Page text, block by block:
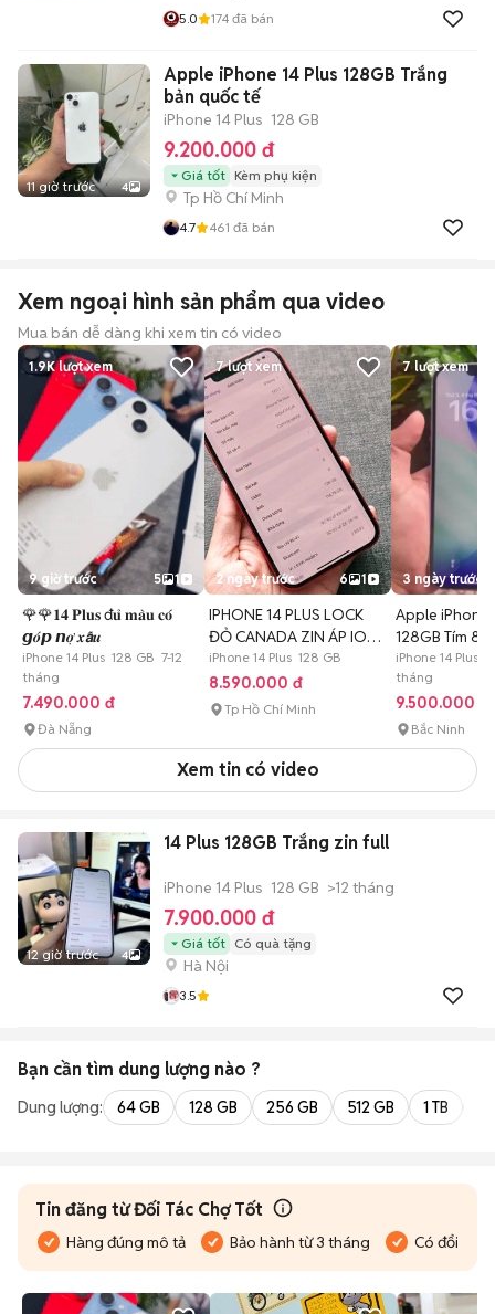
5.0 174 đã bán
11 giờ trước 4
Apple iPhone 14 Plus 128GB Trắng
bản quốc tế
iPhone 14 Plus 128 GB
9.200.000 đ
Giá tốt Kèm phụ kiện
Tp Hồ Chí Minh
4.7 461 đã bán
Xem ngoại hình sản phẩm qua video
Mua bán dễ dàng khi xem tin có video
1.9Klượt xem
9 giờ trước 5 1
🌹🌹𝟏𝟒 𝐏𝐥𝐮𝐬 đ𝐮̉ 𝐦𝐚̀𝐮 𝐜𝐨́
𝙜𝒐́𝙥 𝙣𝒐̛̣ 𝒙𝙖̂́𝒖
iPhone 14 Plus 128 GB 7-12
tháng
7.490.000 đ
Đà Nẵng
7lượt xem
2 ngày trước 6 1
IPHONE 14 PLUS LOCK
ĐỎ CANADA ZIN ÁP IOS
17 HIẾM
iPhone 14 Plus 128 GB
8.590.000 đ
Tp Hồ Chí Minh
7lượt xem
3 ngày trước
Apple iPhone
128GB Tím
iPhone 14 Plus
tháng
9.500.000 đ
Bắc Ninh
Xem tin có video
12 giờ trước 4
14 Plus 128GB Trắng zin full
iPhone 14 Plus 128 GB >12 tháng
7.900.000 đ
Giá tốt Có quà tặng
Hà Nội
3.5
Bạn cần tìm dung lượng nào ?
Dung lượng: 64 GB 128 GB 256 GB 512 GB 1 TB
Tin đăng từ Đối Tác Chợ Tốt
Hàng đúng mô tả Bảo hành từ 3 tháng Có đổi trả